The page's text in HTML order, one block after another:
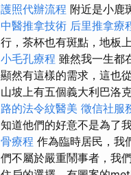
護照代辦流程 附近是小鹿
中醫推拿技術 后里推拿療
行，茶杯也有斑點，地板
小毛孔療程 雖然我一生都
顯然有這樣的需求，這也
山坡上有五個義大利巴洛
路的法令紋醫美 徵信社服
知道他們的好意不是為了
骨療程 作為臨時居民，我
們不屬於嚴重鬧事者，我